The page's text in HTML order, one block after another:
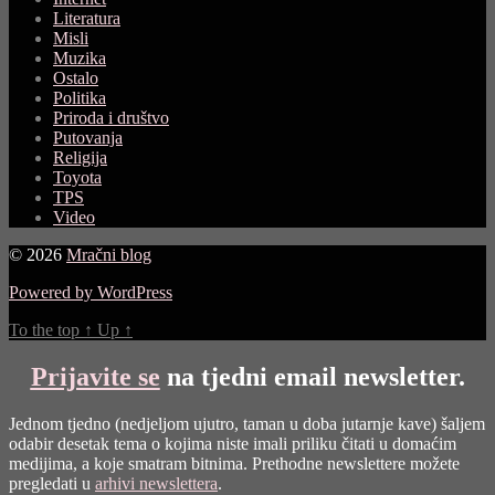
Literatura
Misli
Muzika
Ostalo
Politika
Priroda i društvo
Putovanja
Religija
Toyota
TPS
Video
© 2026 Mračni blog
Powered by WordPress
To the top ↑ Up ↑
Prijavite se na tjedni email newsletter.
Jednom tjedno (nedjeljom ujutro, taman u doba jutarnje kave) šaljem
odabir desetak tema o kojima niste imali priliku čitati u domaćim
medijima, a koje smatram bitnima. Prethodne newslettere možete
pregledati u arhivi newslettera.